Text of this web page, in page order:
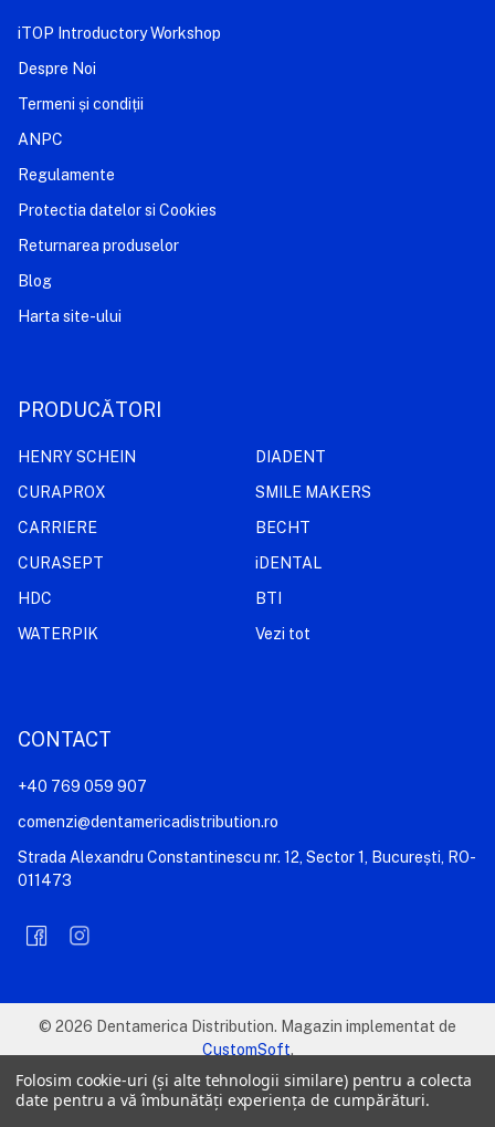
iTOP Introductory Workshop
Despre Noi
Termeni și condiții
ANPC
Regulamente
Protectia datelor si Cookies
Returnarea produselor
Blog
Harta site-ului
PRODUCĂTORI
HENRY SCHEIN
CURAPROX
CARRIERE
CURASEPT
HDC
WATERPIK
DIADENT
SMILE MAKERS
BECHT
iDENTAL
BTI
Vezi tot
CONTACT
+40 769 059 907
comenzi@dentamericadistribution.ro
Strada Alexandru Constantinescu nr. 12, Sector 1, București, RO-
011473
© 2026 Dentamerica Distribution. Magazin implementat de
CustomSoft.
Folosim cookie-uri (și alte tehnologii similare) pentru a colecta
date pentru a vă îmbunătăți experiența de cumpărături.